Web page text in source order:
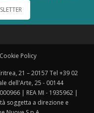
Cookie Policy
21 – 20157 Tel +39 02
dell'Arte, 25 - 00144
| REA MI - 1935962 |
soggetta a direzione e